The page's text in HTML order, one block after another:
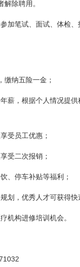
解除聘用。
加笔试、面试、体检
缴纳五险一金；
薪，根据个人情况提
受员工优惠；
受二次报销；
、停车补贴等福利；
划，优秀人才可获得快
机构进修培训机会。